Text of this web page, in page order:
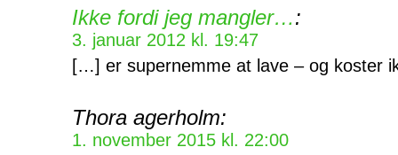
Ikke fordi jeg mangler…:
3. januar 2012 kl. 19:47
[…] er supernemme at lave – og koster
Thora agerholm:
1. november 2015 kl. 22:00